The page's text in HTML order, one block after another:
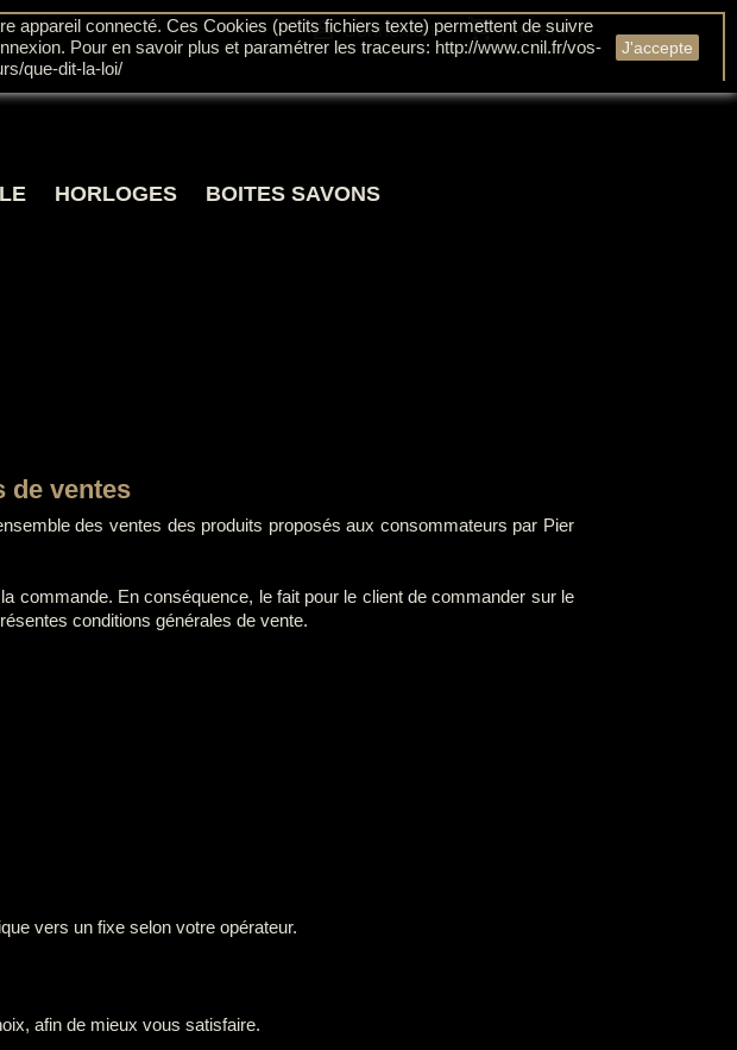
 Connexion shopping_cart Panier (0)
HORLOGES BOITES SAVONS
de ventes
des ventes des produits proposés aux consommateurs par Pier
commande. En conséquence, le fait pour le client de commander sur le
conditions générales de vente.
vers un fixe selon votre opérateur.
afin de mieux vous satisfaire.
appareil connecté. Ces Cookies (petits fichiers texte) permettent de suivre
Pour en savoir plus et paramétrer les traceurs: http://www.cnil.fr/vos-
que-dit-la-loi/
J'accepte